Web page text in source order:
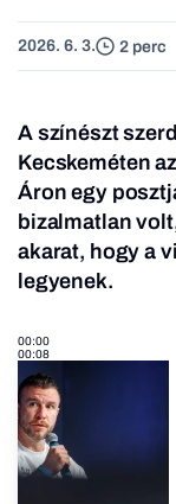
2026. 6. 3. 2 perc
A színészt
Kecskeméten
Áron egy
bizalmatlan
akarat, hogy a
legyenek.
00:00
00:08